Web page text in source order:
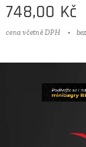
748,00 Kč
cena včetně DPH